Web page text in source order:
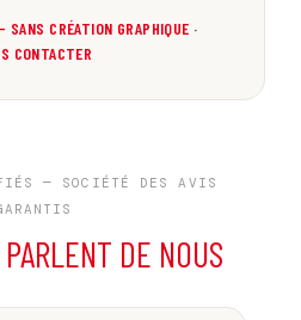
CRÉATION GRAPHIQUE ·
CONTACTER
— SOCIÉTÉ DES AVIS
PARLENT DE NOUS